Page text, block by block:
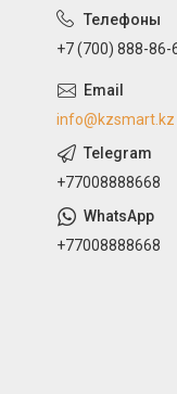
+7 (700) 888-86-
info@kzsmart.kz
+77008888668
+77008888668